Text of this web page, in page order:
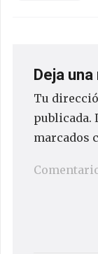
Deja
Tu
publicada.
marcados